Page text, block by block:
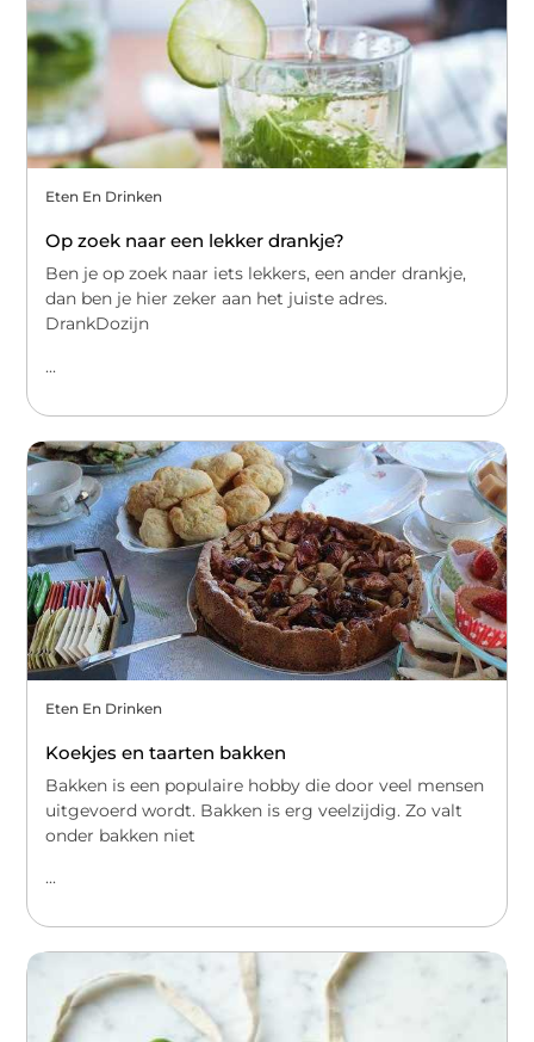
Eten En Drinken
Op zoek naar een lekker drankje?
Ben je op zoek naar iets lekkers, een ander drankje,
dan ben je hier zeker aan het juiste adres.
DrankDozijn
...
Eten En Drinken
Koekjes en taarten bakken
Bakken is een populaire hobby die door veel mensen
uitgevoerd wordt. Bakken is erg veelzijdig. Zo valt
onder bakken niet
...